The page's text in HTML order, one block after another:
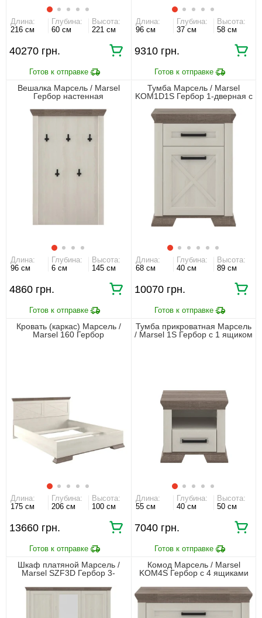
Длина:
216 см
Глубина:
60 см
Высота:
221 см
40270 грн.
Длина:
96 см
Глубина:
37 см
Высота:
58 см
9310 грн.
Вешалка Марсель / Marsel
Гербор настенная
Длина:
96 см
Глубина:
6 см
Высота:
145 см
4860 грн.
Тумба Марсель / Marsel
KOM1D1S Гербор 1-дверная с
Длина:
68 см
Глубина:
40 см
Высота:
89 см
10070 грн.
Кровать (каркас) Марсель /
Marsel 160 Гербор
Длина:
175 см
Глубина:
206 см
Высота:
100 см
13660 грн.
Тумба прикроватная Марсель
/ Marsel 1S Гербор с 1 ящиком
Длина:
55 см
Глубина:
40 см
Высота:
50 см
7040 грн.
Шкаф платяной Марсель /
Marsel SZF3D Гербор 3-
снежный/дуб сонома трюфель
Комод Марсель / Marsel
KOM4S Гербор с 4 ящиками
трюфель